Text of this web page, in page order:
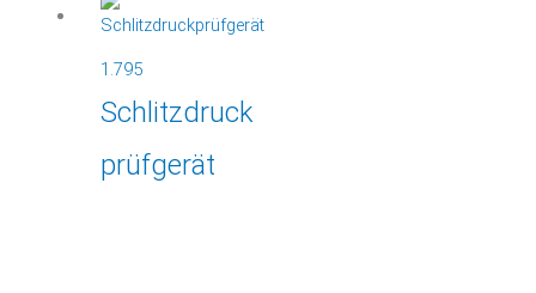
1.795
Schlitzdruck
prüfgerät